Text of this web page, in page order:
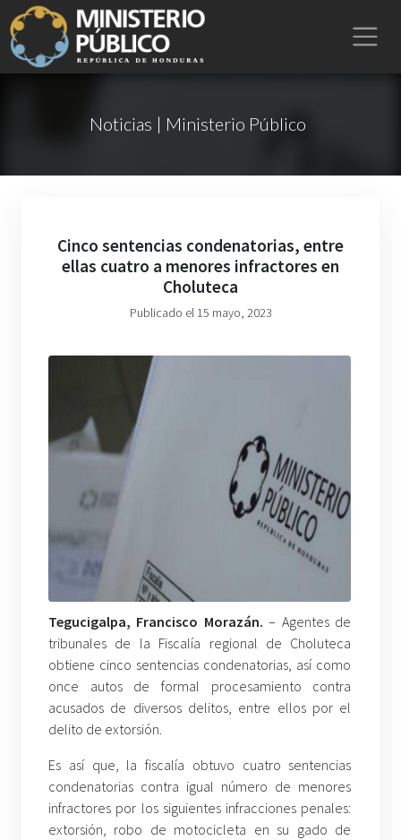
Noticias | Ministerio Público
Cinco sentencias condenatorias, entre
ellas cuatro a menores infractores en
Choluteca
Publicado el 15 mayo, 2023
Tegucigalpa, Francisco Morazán.– Agentes de
tribunales de la Fiscalía regional de Choluteca
obtiene cinco sentencias condenatorias, así como
once autos de formal procesamiento contra
acusados de diversos delitos, entre ellos por el
delito de extorsión.
Es así que, la fiscalía obtuvo cuatro sentencias
condenatorias contra igual número de menores
infractores por los siguientes infracciones penales:
extorsión, robo de motocicleta en su gado de